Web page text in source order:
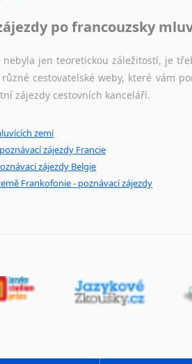
po francouzsky
jen teoretickou záležitostí, je
cestovatelské weby, které vám
zájezdy cestovních kanceláří.
zemí
zájezdy Francie
zájezdy Belgie
Frankofonie - poznávací zájezdy